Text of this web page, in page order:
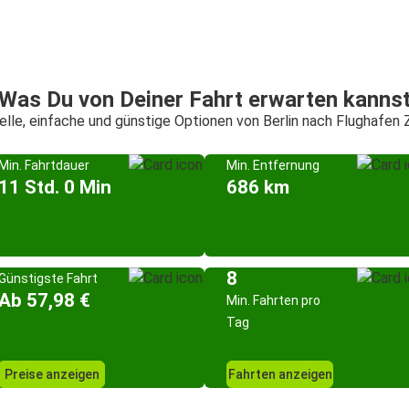
Du von Deiner Fahrt erwarten kannst
einfache und günstige Optionen von Berlin nach Flughafen
Min. Fahrtdauer
11 Std. 0 Min
Min. Entfernung
686 km
Fahrt
57,98 €
Preise anzeigen
8
Min. Fahrten pro
Tag
Fahrten anzeigen